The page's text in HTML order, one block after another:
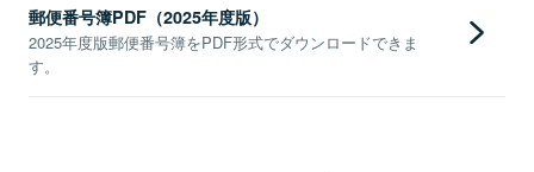
郵便番号簿PDF（2025年度版）
2025年度版郵便番号簿をPDF形式でダウンロードできま
す。